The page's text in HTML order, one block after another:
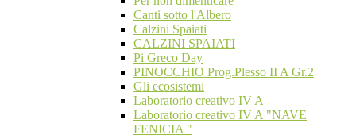
Canti sotto l'Albero
Calzini Spaiati
CALZINI SPAIATI
Pi Greco Day
PINOCCHIO Prog.Plesso II A Gr.2
Gli ecosistemi
Laboratorio creativo IV A
Laboratorio creativo IV A "NAVE
FENICIA "